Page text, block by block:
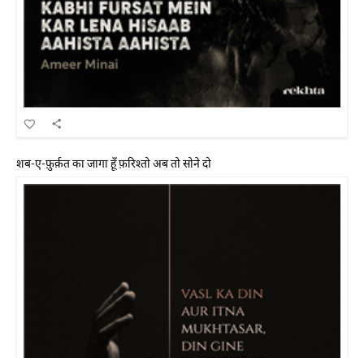
शब-ए-फ़ुर्क़त का जागा हूँ फ़रिश्तो अब तो सोने दो